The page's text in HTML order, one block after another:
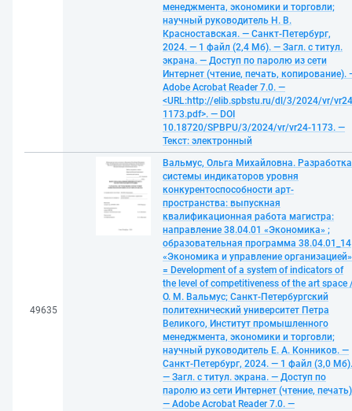
менеджмента, экономики и торговли;
научный руководитель Н. В.
Красноставская. — Санкт-Петербург,
2024. — 1 файл (2,4 Мб). — Загл. с титул.
экрана. — Доступ по паролю из сети
Интернет (чтение, печать, копирование).
Adobe Acrobat Reader 7.0. —
<URL:http://elib.spbstu.ru/dl/3/2024/vr/
1173.pdf>. — DOI
10.18720/SPBPU/3/2024/vr/vr24-1173. —
Текст: электронный
49635
Вальмус, Ольга Михайловна. Разработка
системы индикаторов уровня
конкурентоспособности арт-
пространства: выпускная
квалификационная работа магистра:
направление 38.04.01 «Экономика» ;
образовательная программа 38.04.01_14
«Экономика и управление организацией»
= Development of a system of indicators of
the level of competitiveness of the art space
О. М. Вальмус; Санкт-Петербургский
политехнический университет Петра
Великого, Институт промышленного
менеджмента, экономики и торговли;
научный руководитель Е. А. Конников. —
Санкт-Петербург, 2024. — 1 файл (3,0 Мб).
— Загл. с титул. экрана. — Доступ по
паролю из сети Интернет (чтение,
— Adobe Acrobat Reader 7.0. —